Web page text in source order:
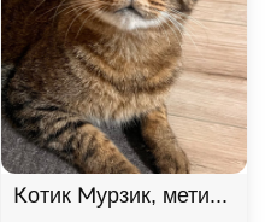
, Черный с белым,
Котик Мурзик, метис